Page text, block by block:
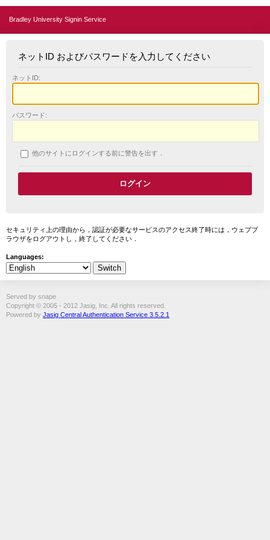
Bradley University Signin Service
ネットID およびパスワードを入力してください
ネットID:
パスワード:
他のサイトにログインする前に警告を出す．
セキュリティ上の理由から，認証が必要なサービスのアクセス終了時には，ウェブブ
ラウザをログアウトし，終了してください．
Languages:
Served by snape
Copyright © 2005 - 2012 Jasig, Inc. All rights reserved.
Powered by Jasig Central Authentication Service 3.5.2.1